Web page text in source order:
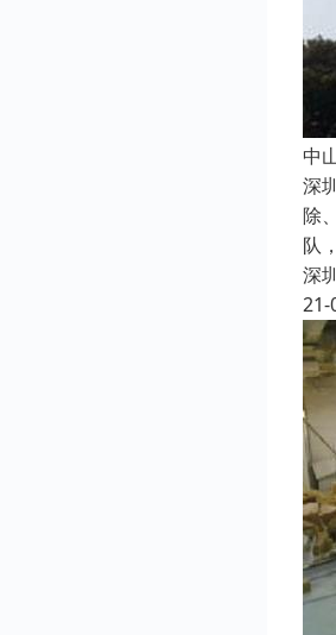
中
深
除
队
深
21-